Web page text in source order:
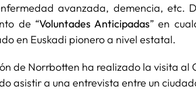
avanzada, demencia, etc.
de “Voluntades Anticipadas” en
en Euskadi pionero a nivel estatal.
de Norrbotten ha realizado la visita al
asistir a una entrevista entre un